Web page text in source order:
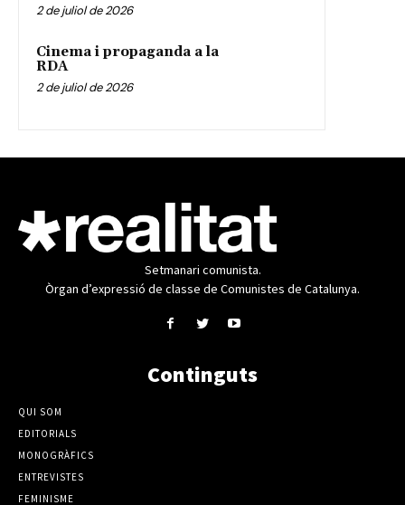
2 de juliol de 2026
Cinema i propaganda a la
RDA
2 de juliol de 2026
Setmanari comunista.
Òrgan d’expressió de classe de Comunistes de Catalunya.
Continguts
QUI SOM
EDITORIALS
MONOGRÀFICS
ENTREVISTES
FEMINISME